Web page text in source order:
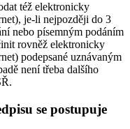
též elektronicky
je-li nejpozději do 3
nebo písemným podáním
rovněž elektronicky
podepsané uznávaným
není třeba dalšího
se postupuje